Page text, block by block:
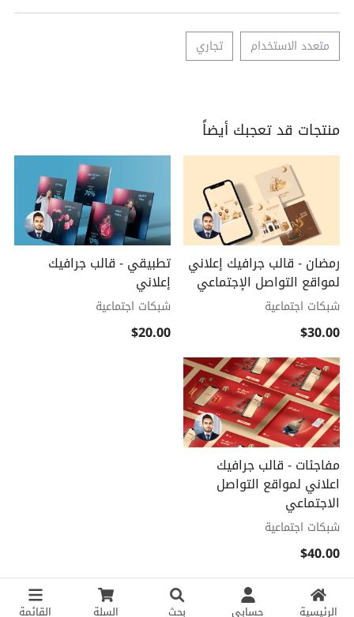
الرئيسية حسابي بحث السلة القائمة
متعدد الاستخدام تجاري
منتجات قد تعجبك أيضاً
رمضان - قالب جرافيك إعلاني
لمواقع التواصل الإجتماعي
شبكات اجتماعية
$30.00
تطبيقي - قالب جرافيك
إعلاني
شبكات اجتماعية
$20.00
مفاجئات - قالب جرافيك
اعلاني لمواقع التواصل
الاجتماعي
شبكات اجتماعية
$40.00